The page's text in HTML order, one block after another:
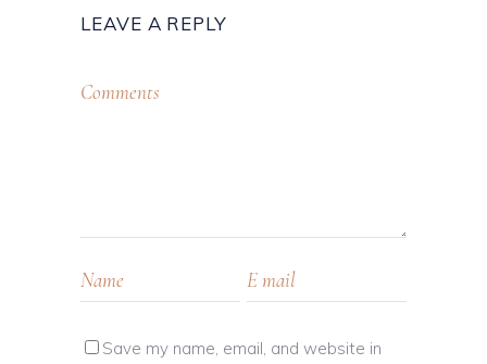
LEAVE A REPLY
Save my name, email, and website in